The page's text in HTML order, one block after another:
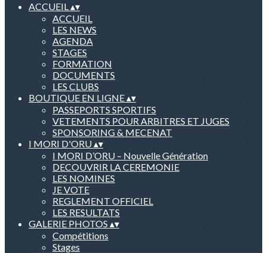
ACCUEIL▴▾
ACCUEIL
LES NEWS
AGENDA
STAGES
FORMATION
DOCUMENTS
LES CLUBS
BOUTIQUE EN LIGNE▴▾
PASSEPORTS SPORTIFS
VETEMENTS POUR ARBITRES ET JUGES
SPONSORING & MECENAT
I MORI D'ORU▴▾
I MORI D’ORU – Nouvelle Génération
DECOUVRIR LA CEREMONIE
LES NOMINES
JE VOTE
REGLEMENT OFFICIEL
LES RESULTATS
GALERIE PHOTOS ▴▾
Compétitions
Stages